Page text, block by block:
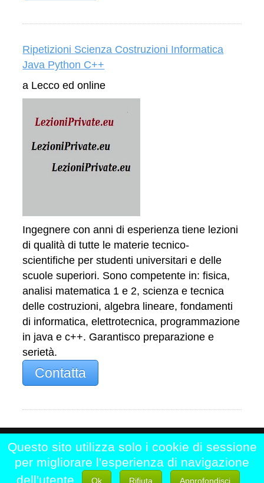
Ripetizioni Scienza Costruzioni Informatica
Java Python C++
a Lecco ed online
Ingegnere con anni di esperienza tiene lezioni
di qualità di tutte le materie tecnico-
scientifiche per studenti universitari e delle
scuole superiori. Sono competente in: fisica,
analisi matematica 1 e 2, scienza e tecnica
delle costruzioni, algebra lineare, fondamenti
di informatica, elettrotecnica, programmazione
in java e c++. Garantisco preparazione e
serietà.
Contatta
Home | Chi siamo| Contattaci |
Registrati| Disclaimer
Questo sito utilizza solo i cookie di sessione
per migliorare l'esperienza di navigazione
dell'utente.
Ok Rifiuta Approfondisci